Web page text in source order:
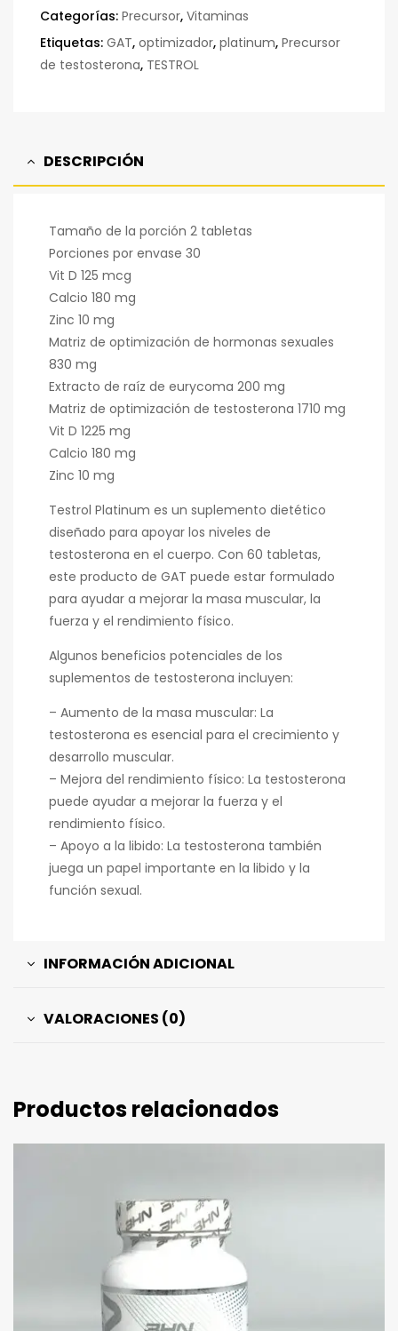
Categorías: Precursor, Vitaminas
Etiquetas: GAT, optimizador, platinum, Precursor
de testosterona, TESTROL
DESCRIPCIÓN
Tamaño de la porción 2 tabletas
Porciones por envase 30
Vit D 125 mcg
Calcio 180 mg
Zinc 10 mg
Matriz de optimización de hormonas sexuales
830 mg
Extracto de raíz de eurycoma 200 mg
Matriz de optimización de testosterona 1710 mg
Vit D 1225 mg
Calcio 180 mg
Zinc 10 mg
Testrol Platinum es un suplemento dietético
diseñado para apoyar los niveles de
testosterona en el cuerpo. Con 60 tabletas,
este producto de GAT puede estar formulado
para ayudar a mejorar la masa muscular, la
fuerza y el rendimiento físico.
Algunos beneficios potenciales de los
suplementos de testosterona incluyen:
– Aumento de la masa muscular: La
testosterona es esencial para el crecimiento y
desarrollo muscular.
– Mejora del rendimiento físico: La testosterona
puede ayudar a mejorar la fuerza y el
rendimiento físico.
– Apoyo a la libido: La testosterona también
juega un papel importante en la libido y la
función sexual.
INFORMACIÓN ADICIONAL
VALORACIONES (0)
Productos relacionados